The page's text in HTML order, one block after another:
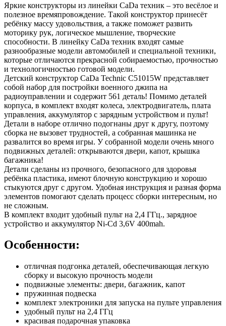
Яркие конструкторы из линейки CaDa техник – это весёлое и
полезное времяпровождение. Такой конструктор принесёт
ребёнку массу удовольствия, а также поможет развить
моторику рук, логическое мышление, творческие
способности. В линейку CaDa техник входят самые
разнообразные модели автомобилей и специальной техники,
которые отличаются прекрасной собираемостью, прочностью
и технологичностью готовой модели.
Детский конструктор CaDa Technic С51015W представляет
собой набор для постройки военного джипа на
радиоуправлении и содержит 561 деталь! Помимо деталей
корпуса, в комплект входят колеса, электродвигатель, плата
управления, аккумулятор с зарядным устройством и пульт!
Детали в наборе отлично подогнаны друг к другу, поэтому
сборка не вызовет трудностей, а собранная машинка не
развалится во время игры. У собранной модели очень много
подвижных деталей: открываются двери, капот, крышка
багажника!
Детали сделаны из прочного, безопасного для здоровья
ребёнка пластика, имеют блочную конструкцию и хорошо
стыкуются друг с другом. Удобная инструкция и разная форма
элементов помогают сделать процесс сборки интересным, но
не сложным.
В комплект входит удобный пульт на 2,4 ГГц., зарядное
устройство и аккумулятор Ni-Cd 3,6V 400mah.
Особенности:
отличная подгонка деталей, обеспечивающая легкую
сборку и высокую прочность модели
подвижные элементы: двери, багажник, капот
пружинная подвеска
комплект электроники для запуска на пульте управления
удобный пульт на 2,4 ГГц
красивая подарочная упаковка